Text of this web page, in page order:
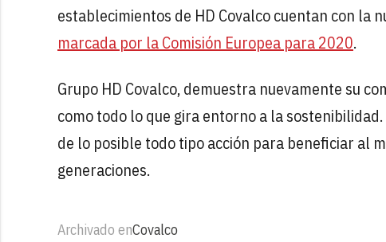
establecimientos de HD Covalco cuentan con la
marcada por la Comisión Europea para 2020.
Grupo HD Covalco, demuestra nuevamente su
como todo lo que gira entorno a la
de lo posible todo tipo acción para beneficiar al
generaciones.
Archivado enCovalco